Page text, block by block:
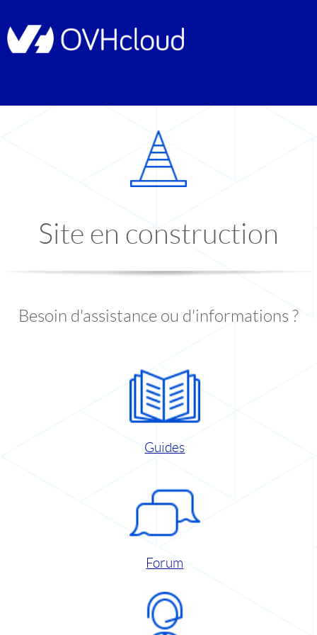
Site en construction
Besoin d'assistance ou d'informations ?
Guides
Forum